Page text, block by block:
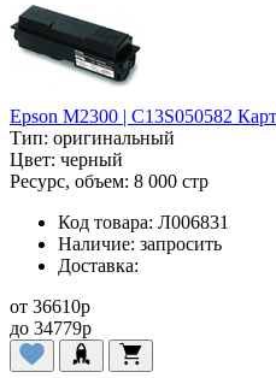
Epson M2300 | C13S050582
Тип: оригинальный
Цвет: черный
Ресурс, объем: 8 000 стр
Код товара: Л006831
Наличие: запросить
Доставка:
от 36610p
до 34779p